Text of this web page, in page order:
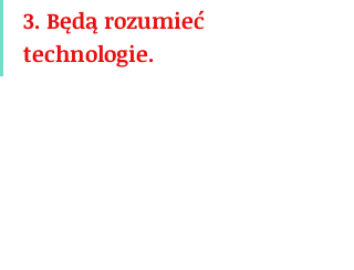
3. Będą rozumieć
technologie.